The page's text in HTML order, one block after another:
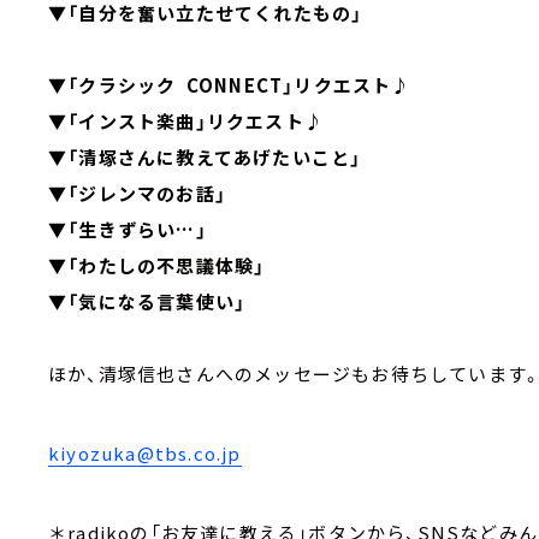
▼「自分を奮い立たせてくれたもの」
▼「クラシック CONNECT」リクエスト♪
▼「インスト楽曲」リクエスト♪
▼「清塚さんに教えてあげたいこと」
▼「ジレンマのお話」
▼「生きずらい…」
▼「わたしの不思議体験」
▼「気になる言葉使い」
ほか、清塚信也さんへのメッセージもお待ちしています。
kiyozuka@tbs.co.jp
＊radikoの「お友達に教える」ボタンから、SNSなどみ